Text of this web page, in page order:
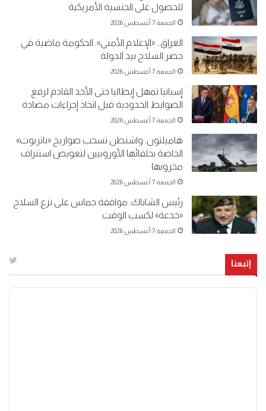
للحصول على الجنسية الأمريكية
الجمعة 7 أغسطس 2026
العراق.. «الإعلام الأمني»: الحكومة ماضية في
حصر السلاح بيد الدولة
الجمعة 7 أغسطس 2026
إسبانيا تمهل إيطاليا حتى الأحد القادم لرفع
الضوابط الحدودية قبل اتخاذ إجراءات مضادة
الجمعة 7 أغسطس 2026
هاميلتون: واشنطن تسحب صواريخ «باتريوت»
الخاصة بحلفائها الأوروبيين لتعويض استنزاف
مخزونها
الجمعة 7 أغسطس 2026
رئيس الشاباك: موافقة حماس على نزع السلاح
«خدعة» لكسب الوقت
الجمعة 7 أغسطس 2026
إتبعنا